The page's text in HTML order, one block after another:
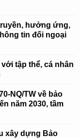
hưởng ứng,
tin đối ngoại
tập thể, cá nhân
NQ/TW về bảo
năm 2030, tầm
xây dựng Bảo